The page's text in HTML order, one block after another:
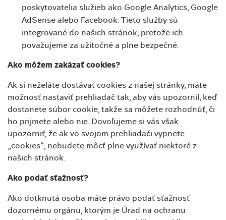
poskytovatelia služieb ako Google Analytics, Google
AdSense alebo Facebook. Tieto služby sú
integrované do našich stránok, pretože ich
považujeme za užitočné a plne bezpečné.
Ako môžem zakázať cookies?
Ak si neželáte dostávať cookies z našej stránky, máte
možnosť nastaviť prehliadač tak, aby vás upozornil, keď
dostanete súbor cookie, takže sa môžete rozhodnúť, či
ho prijmete alebo nie. Dovoľujeme si vás však
upozorniť, že ak vo svojom prehliadači vypnete
„cookies“, nebudete môcť plne využívať niektoré z
našich stránok.
Ako podať sťažnosť?
Ako dotknutá osoba máte právo podať sťažnosť
dozornému orgánu, ktorým je Úrad na ochranu